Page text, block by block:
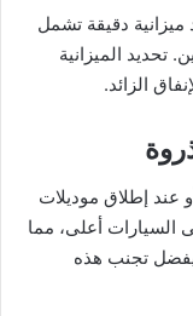
دقيقة تشمل
تحديد الميزانية
الزائد.
عند إطلاق موديلات
السيارات أعلى، مما
تجنب هذه